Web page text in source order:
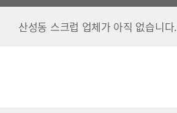
산성동 스크럽 업체가 아직 없습니다.